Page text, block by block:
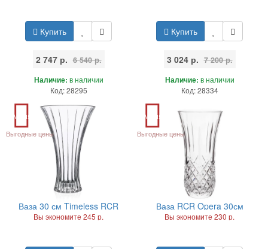
Купить
2 747 р. 6 540 р.
Наличие: в наличии
Код: 28295
Купить
3 024 р. 7 200 р.
Наличие: в наличии
Код: 28334
Акция
Выгодные цены
Ваза 30 см Timeless RCR
Вы экономите 245 р.
Акция
Выгодные цены
Ваза RCR Opera 30см
Вы экономите 230 р.